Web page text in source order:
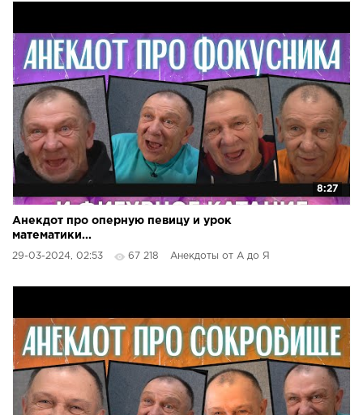
8:27
Анекдот про оперную певицу и урок
математики...
29-03-2024, 02:53 67 218 Анекдоты от А до Я